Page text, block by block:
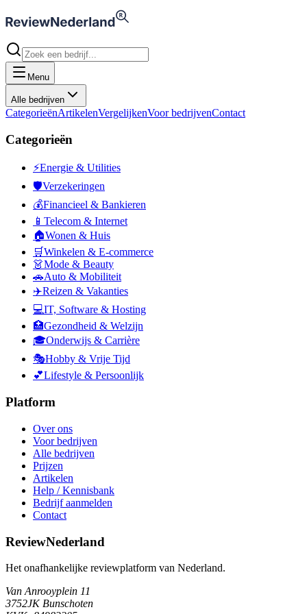
Menu
Alle bedrijven
CategorieënArtikelenVergelijkenVoor bedrijvenContact
Categorieën
⚡Energie & Utilities
🛡️Verzekeringen
💰Financieel & Bankieren
📱 Telecom & Internet
🏠Wonen & Huis
🛒Winkelen & E-commerce
👗Mode & Beauty
🚗Auto & Mobiliteit
✈️Reizen & Vakanties
💻IT, Software & Hosting
🏥Gezondheid & Welzijn
🎓Onderwijs & Carrière
🎭Hobby & Vrije Tijd
💕Lifestyle & Persoonlijk
Platform
Over ons
Voor bedrijven
Alle bedrijven
Prijzen
Artikelen
Help / Kennisbank
Bedrijf aanmelden
Contact
ReviewNederland
Het onafhankelijke reviewplatform van Nederland.
Van Anrooyplein 11
3752JK Bunschoten